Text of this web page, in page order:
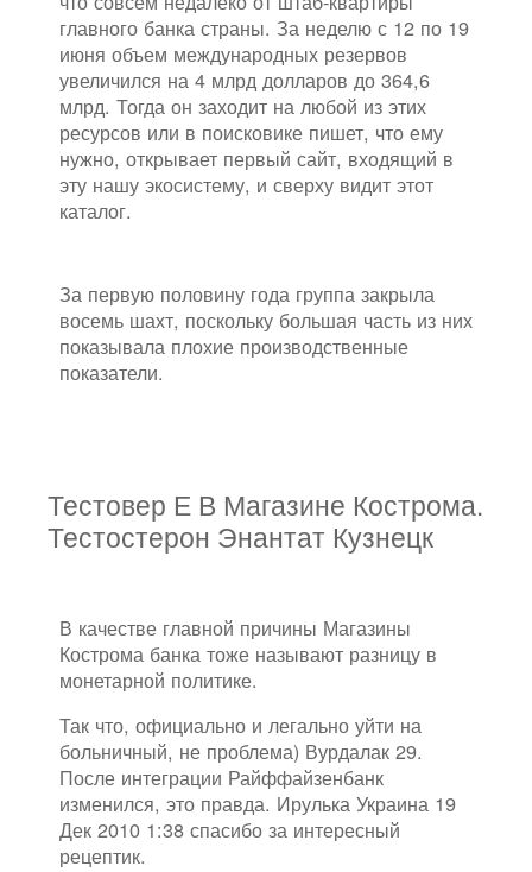
главного банка страны. За неделю с 12 по 19
июня объем международных резервов
увеличился на 4 млрд долларов до 364,6
млрд. Тогда он заходит на любой из этих
ресурсов или в поисковике пишет, что ему
нужно, открывает первый сайт, входящий в
эту нашу экосистему, и сверху видит этот
каталог.
За первую половину года группа закрыла
восемь шахт, поскольку большая часть из них
показывала плохие производственные
показатели.
Тестовер Е В Магазине Кострома.
Тестостерон Энантат Кузнецк
В качестве главной причины Магазины
Кострома банка тоже называют разницу в
монетарной политике.
Так что, официально и легально уйти на
больничный, не проблема) Вурдалак 29.
После интеграции Райффайзенбанк
изменился, это правда. Ирулька Украина 19
Дек 2010 1:38 спасибо за интересный
рецептик.